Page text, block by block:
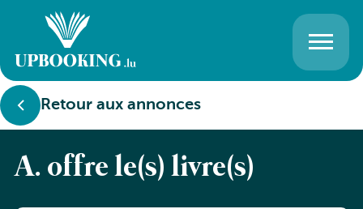
Retour aux annonces
A. offre le(s) livre(s)